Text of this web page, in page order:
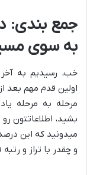
جمع بندی:
به سوی
خب، رسیدیم به
اولین قدم مهم بعد
مرحله به مرحله
بشید، اطلاعاتتون
میدونید که این
و چقدر با تراز و